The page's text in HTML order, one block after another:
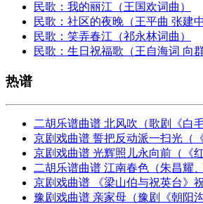
民歌：我的丽江（王国欢词曲）
民歌：社区的夜晚（王平曲 张建中
民歌：笑弄春江（祁永林词曲）
民歌：生日祝福歌（王自海词 向群
热谱
二胡乐谱曲谱 北风吹（歌剧《白
京剧戏曲谱 誓把反动派一扫光（
京剧戏曲谱 光辉照儿永向前（《
二胡乐谱曲谱 江南春色（朱昌耀
京剧戏曲谱 《梁山伯与祝英台》
豫剧戏曲谱 亲家母（豫剧《朝阳